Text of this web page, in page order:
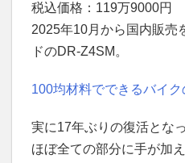
税込価格：119万9000円
2025年10月から国内販売
ドのDR-Z4SM。
100均材料でできるバイ
実に17年ぶりの復活とな
ほぼ全ての部分に手が加